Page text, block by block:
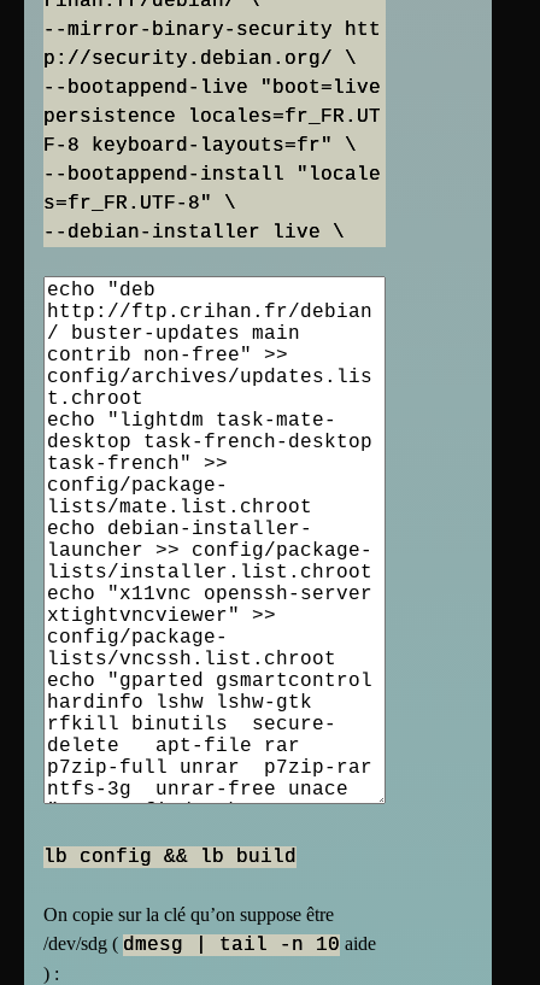
--mirror-binary-security htt
p://security.debian.org/ \
--bootappend-live "boot=live
persistence locales=fr_FR.UT
F-8 keyboard-layouts=fr" \
--bootappend-install "locale
s=fr_FR.UTF-8" \
--debian-installer live \
lb config && lb build
On copie sur la clé qu’on suppose être
/dev/sdg ( dmesg | tail -n 10 aide
) :